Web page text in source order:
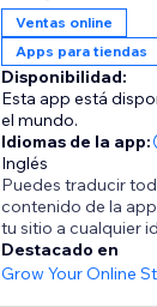
Ventas online
Apps para tiendas
Disponibilidad:
Esta app está
el mundo.
Idiomas de la app:
Inglés
Puedes traducir
contenido de la
tu sitio a cualquier
Destacado en
Grow Your Online